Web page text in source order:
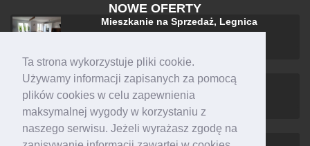
Ta strona wykorzystuje pliki cookie.
Używamy informacji zapisanych za pomocą
plików cookies w celu zapewnienia
maksymalnej wygody w korzystaniu z
naszego serwisu. Jeżeli wyrażasz zgodę na
NOWE OFERTY
Mieszkanie na Sprzedaż, Legnica
Dom na Sprzedaż, Legnica
1 590 000 zł
Mieszkanie na Wynajem, Legnica